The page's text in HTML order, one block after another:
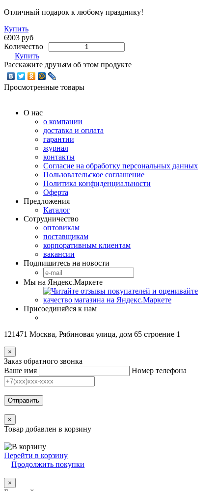
Отличный подарок к любому празднику!
Купить
6903 руб
Количество
Купить
Расскажите друзьям об этом продукте
Просмотренные товары
О нас
о компании
доставка и оплата
гарантии
журнал
контакты
Согласие на обработку персональных данных
Пользовательское соглашение
Политика конфиденциальности
Оферта
Предложения
Каталог
Сотрудничество
оптовикам
поставщикам
корпоративным клиентам
вакансии
Подпишитесь на новости
Мы на Яндекс.Маркете
Присоединяйся к нам
121471 Москва, Рябиновая улица, дом 65 строение 1
×
Заказ обратного звонка
Ваше имя
Номер телефона
Отправить
×
Товар добавлен в корзину
Перейти в корзину
Продолжить покупки
×